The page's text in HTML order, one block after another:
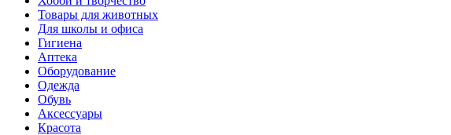
Товары для животных
Для школы и офиса
Гигиена
Аптека
Оборудование
Одежда
Обувь
Аксессуары
Красота